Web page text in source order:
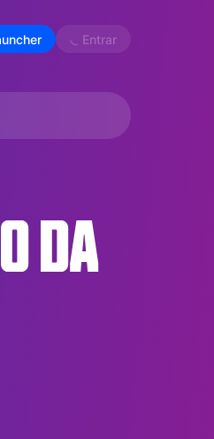
Entrar
DA